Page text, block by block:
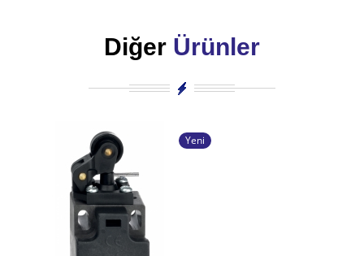
Diğer Ürünler
Yeni